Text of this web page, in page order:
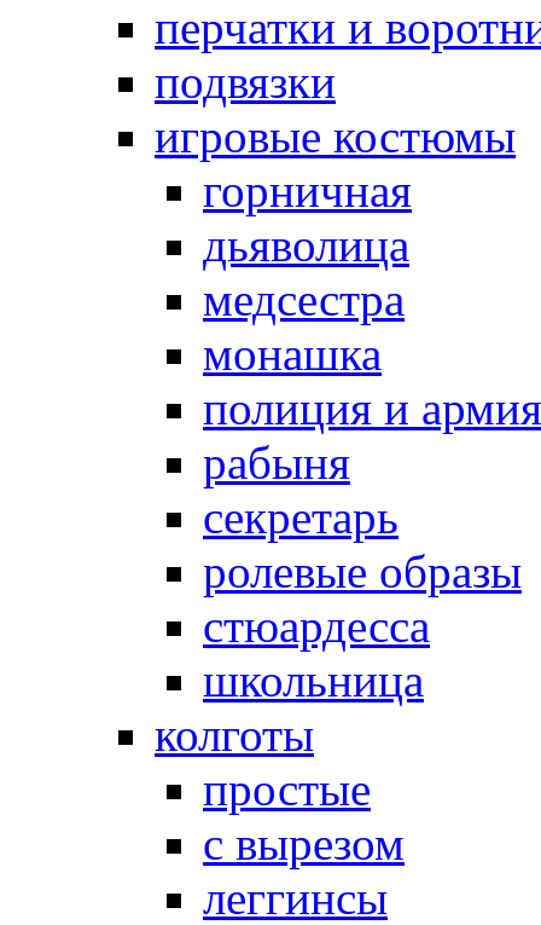
перчатки и
подвязки
игровые костюмы
горничная
дьяволица
медсестра
монашка
полиция и армия
рабыня
секретарь
ролевые образы
стюардесса
школьница
колготы
простые
с вырезом
леггинсы